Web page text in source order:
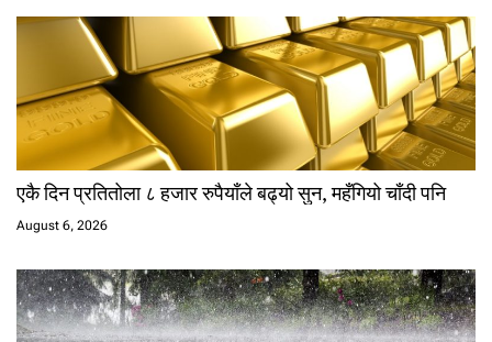
एकै दिन प्रतितोला ८ हजार रुपैयाँले बढ्यो सुन, महँगियो चाँदी पनि
August 6, 2026